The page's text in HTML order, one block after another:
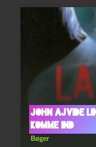
John Ajvide
komme ind
Bøger